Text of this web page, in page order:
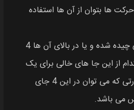
ها بتوان از آن ها استفاده
سپس در کنار کارت های چیده شده و یا در بالای آن ها 4
از این جا های خالی برای یک
خال می باشند اولین کارتی که می توان در این 4 جای
می باشد.